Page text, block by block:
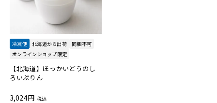
冷凍便 北海道から出荷
同梱不可
オンラインショップ限定
【北海道】ほっかいどうのし
ろいぷりん
3,024 税込